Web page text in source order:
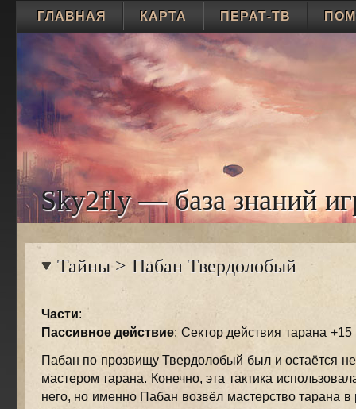
ГЛАВНАЯ КАРТА ПЕРАТ-ТВ
Sky2fly — база знаний
Тайны> Пабан Твердолобый
Части:
Пассивное действие: Сектор действия тарана +15
Пабан по прозвищу Твердолобый был и остаётся
мастером тарана. Конечно, эта тактика
него, но именно Пабан возвёл мастерство тарана в